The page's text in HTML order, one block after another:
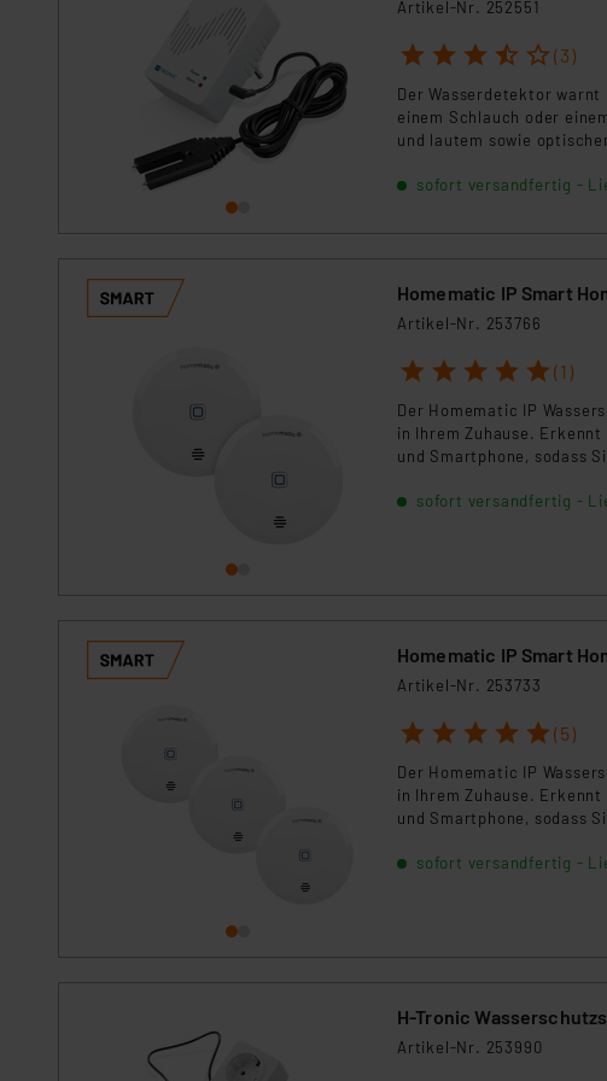
Für die USA besteht kein
Daten in
Unsere Kooperation mit diesen
Kommission sowie einer eigenen
Daten, verbundenen Risiken.“
Artikel-Nr. 252551
1 2 3 4 5 (3)
Der Wasserdetektor
einem Schlauch oder
und lautem sowie
sofort versandfertig -
Homematic IP Smart
Artikel-Nr. 253766
1 2 3 4 5 (1)
Der Homematic IP
in Ihrem Zuhause.
und Smartphone, sodass
sofort versandfertig -
Homematic IP Smart
Artikel-Nr. 253733
1 2 3 4 5 (5)
Der Homematic IP
in Ihrem Zuhause.
und Smartphone, sodass
sofort versandfertig -
H-Tronic
Artikel-Nr. 253990